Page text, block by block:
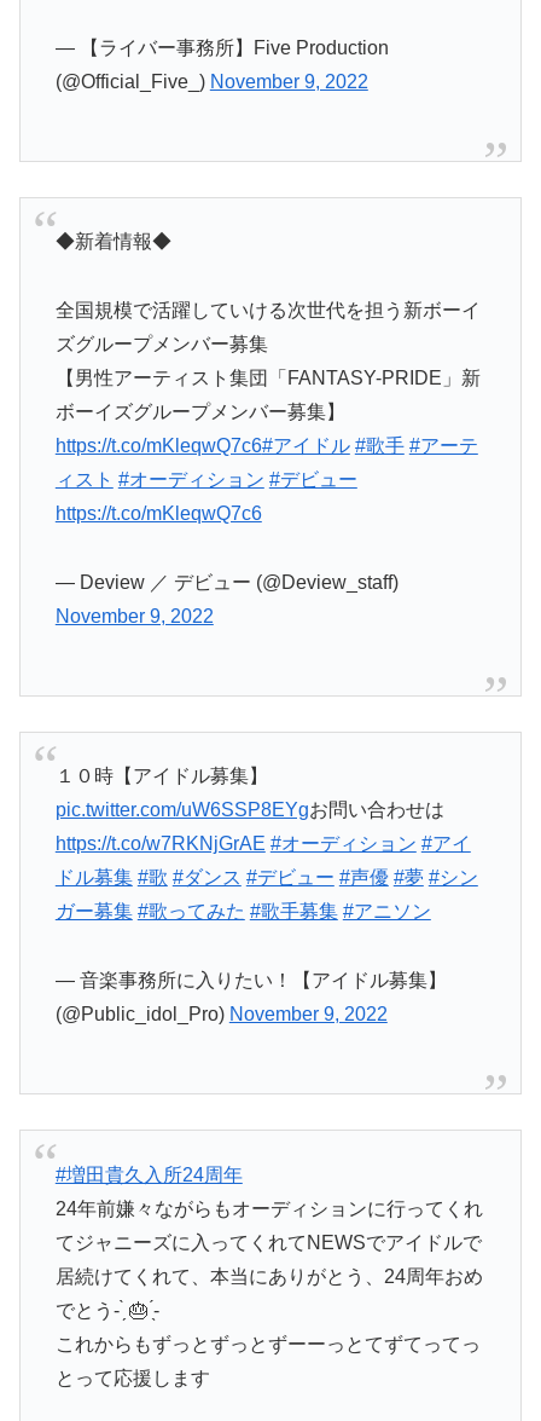
— 【ライバー事務所】Five Production
(@Official_Five_) November 9, 2022
◆新着情報◆
全国規模で活躍していける次世代を担う新ボーイ
ズグループメンバー募集
【男性アーティスト集団「FANTASY-PRIDE」新
ボーイズグループメンバー募集】
https://t.co/mKleqwQ7c6#アイドル #歌手 #アーテ
ィスト #オーディション #デビュー
https://t.co/mKleqwQ7c6
— Deview ／ デビュー (@Deview_staff)
November 9, 2022
１０時【アイドル募集】
pic.twitter.com/uW6SSP8EYgお問い合わせは
https://t.co/w7RKNjGrAE #オーディション #アイ
ドル募集 #歌 #ダンス #デビュー #声優 #夢 #シン
ガー募集 #歌ってみた #歌手募集 #アニソン
— 音楽事務所に入りたい！【アイドル募集】
(@Public_idol_Pro) November 9, 2022
#増田貴久入所24周年
24年前嫌々ながらもオーディションに行ってくれ
てジャニーズに入ってくれてNEWSでアイドルで
居続けてくれて、本当にありがとう、24周年おめ
でとう- ̗̀ 🎂 ̖́-
これからもずっとずっとずーーっとてずてってっ
とって応援します